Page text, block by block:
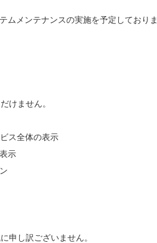
ムメンテナンスの実施を予定しておりま
けません。
ス全体の表示
示
申し訳ございません。